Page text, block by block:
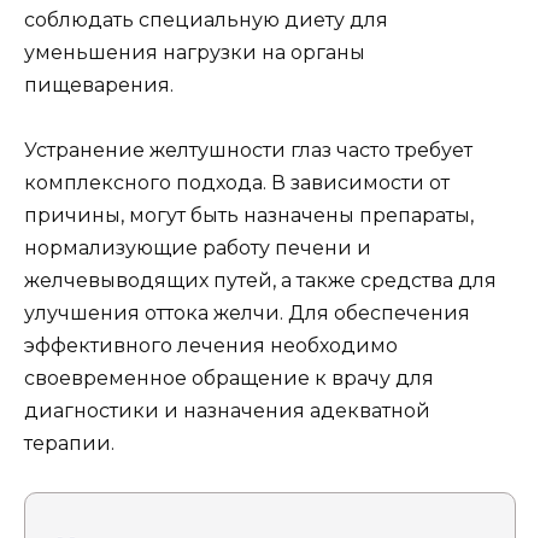
соблюдать специальную диету для
уменьшения нагрузки на органы
пищеварения.
Устранение желтушности глаз часто требует
комплексного подхода. В зависимости от
причины, могут быть назначены препараты,
нормализующие работу печени и
желчевыводящих путей, а также средства для
улучшения оттока желчи. Для обеспечения
эффективного лечения необходимо
своевременное обращение к врачу для
диагностики и назначения адекватной
терапии.